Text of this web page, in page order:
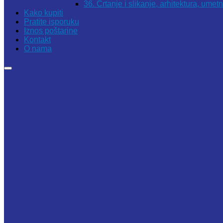
36. Crtanje i slikanje, arhitektura,
Kako kupiti
Pratite isporuku
Iznos poštarine
Kontakt
O nama